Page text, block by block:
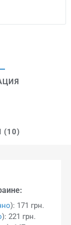
): 171 грн.
): 221 грн.